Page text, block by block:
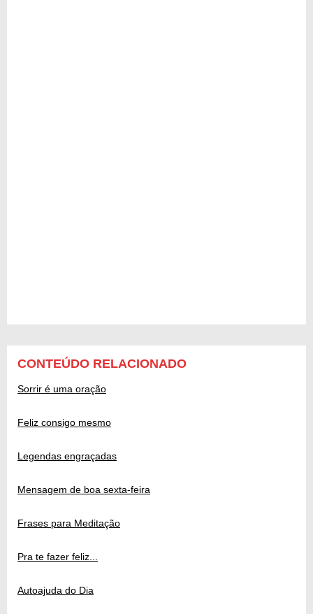
CONTEÚDO RELACIONADO
Sorrir é uma oração
Feliz consigo mesmo
Legendas engraçadas
Mensagem de boa sexta-feira
Frases para Meditação
Pra te fazer feliz...
Autoajuda do Dia